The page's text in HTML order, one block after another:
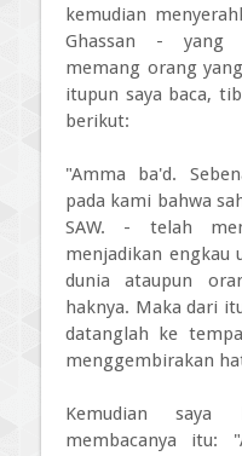
kemudian
Ghassan - yang
memang orang
itupun saya baca,
berikut:
"Amma ba'd.
pada kami bahwa
SAW. - telah
menjadikan engkau
dunia ataupun
haknya. Maka dari
datanglah ke
menggembirakan
Kemudian saya
membacanya itu: